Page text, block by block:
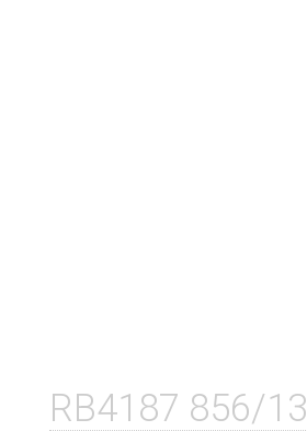
RB4187 856/13